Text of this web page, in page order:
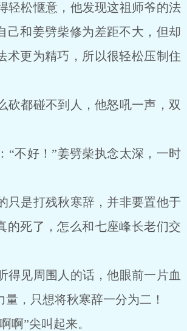
松惬意，他发现这祖师爷的法
己和姜劈柴修为差距不大，但却
术更为精巧，所以很轻松压制住
都碰不到人，他怒吼一声，双
好！”姜劈柴执念太深，一时
是打残秋寒辞，并非要置他于
的死了，怎么和七座峰长老们交
见周围人的话，他眼前一片血
量，只想将秋寒辞一分为二！
”尖叫起来。